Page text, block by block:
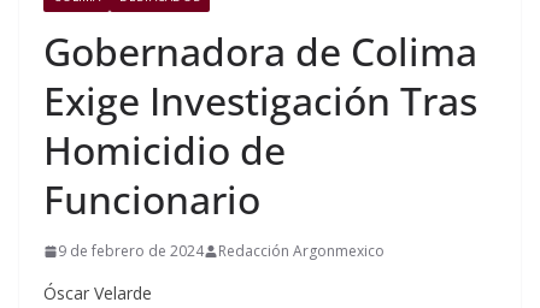
Gobernadora de Colima
Exige Investigación Tras
Homicidio de
Funcionario
9 de febrero de 2024 Redacción Argonmexico
Óscar Velarde